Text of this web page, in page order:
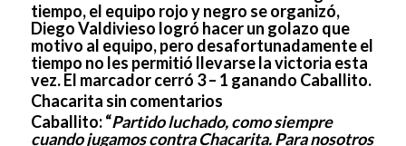
tiempo, el equipo rojo y negro se organizó,
Diego Valdivieso logró hacer un golazo que
motivo al equipo, pero desafortunadamente el
tiempo no les permitió llevarse la victoria esta
vez. El marcador cerró 3 – 1 ganando Caballito.
Chacarita sin comentarios
Caballito:“Partido luchado, como siempre
cuando jugamos contra Chacarita. Para nosotros